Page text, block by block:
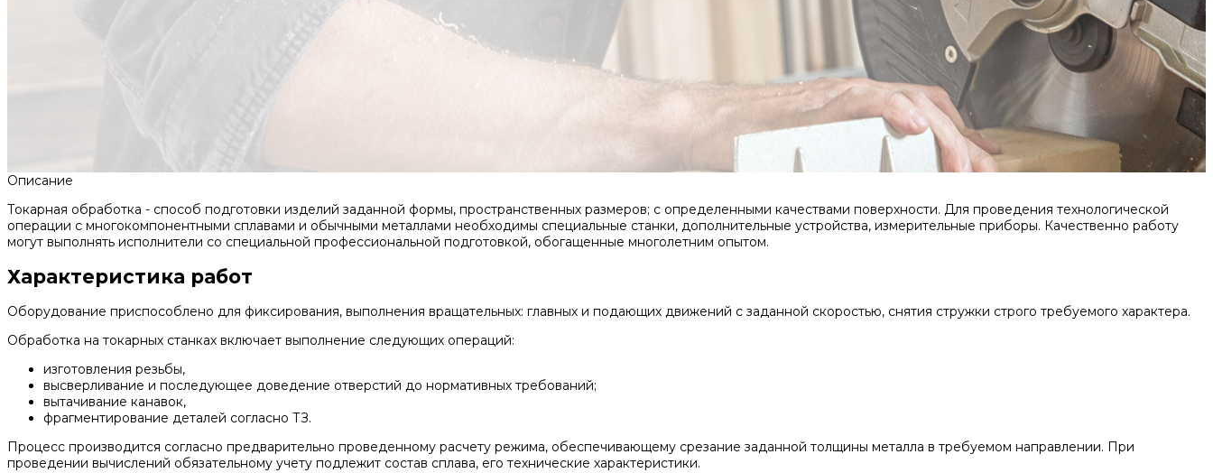
Описание
Токарная обработка - способ подготовки изделий заданной формы, пространственных размеров; с определенными качествами поверхности. Для проведения технологической
операции с многокомпонентными сплавами и обычными металлами необходимы специальные станки, дополнительные устройства, измерительные приборы. Качественно работу
могут выполнять исполнители со специальной профессиональной подготовкой, обогащенные многолетним опытом.
Характеристика работ
Оборудование приспособлено для фиксирования, выполнения вращательных: главных и подающих движений с заданной скоростью, снятия стружки строго требуемого характера.
Обработка на токарных станках включает выполнение следующих операций:
изготовления резьбы,
высверливание и последующее доведение отверстий до нормативных требований;
вытачивание канавок,
фрагментирование деталей согласно ТЗ.
Процесс производится согласно предварительно проведенному расчету режима, обеспечивающему срезание заданной толщины металла в требуемом направлении. При
проведении вычислений обязательному учету подлежит состав сплава, его технические характеристики.